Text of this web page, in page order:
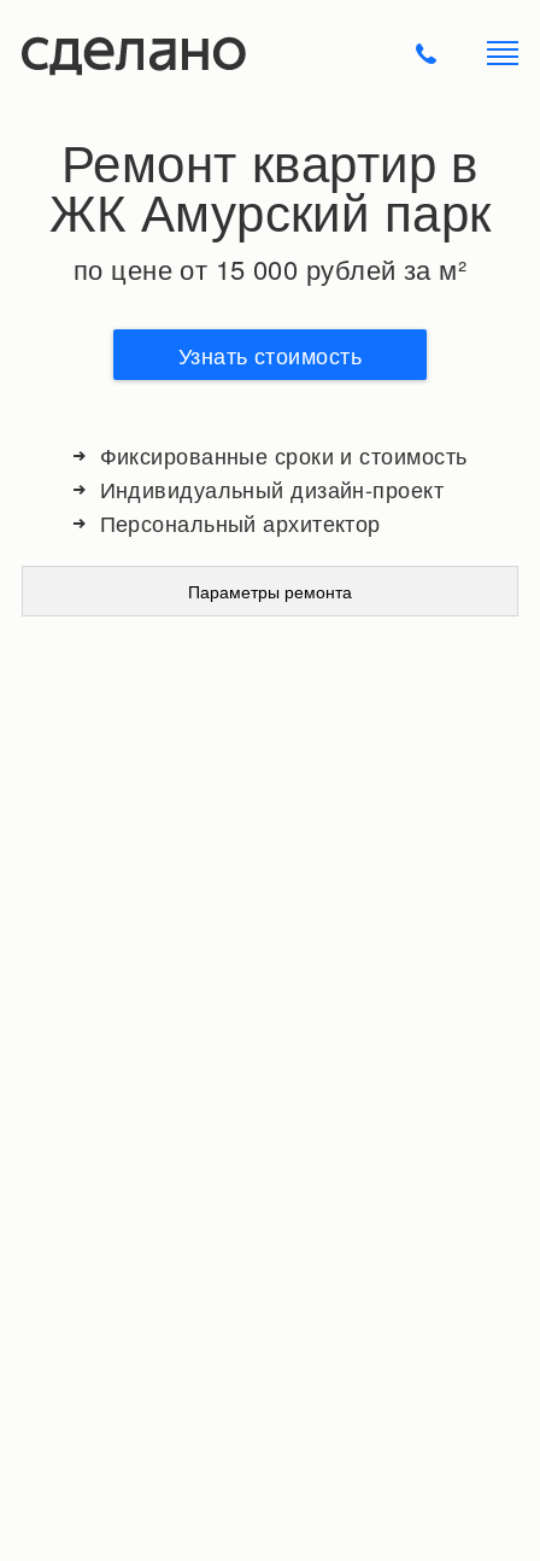
Ремонт квартир в
ЖК Амурский парк
по цене от 15 000 рублей за м²
Узнать стоимость
Фиксированные сроки и стоимость
Индивидуальный дизайн-проект
Персональный архитектор
Параметры ремонта